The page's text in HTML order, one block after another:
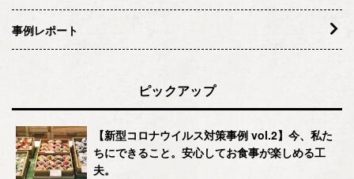
事例レポート
ピックアップ
【新型コロナウイルス対策事例 vol.2】今、私た
ちにできること。安心してお食事が楽しめる工
夫。